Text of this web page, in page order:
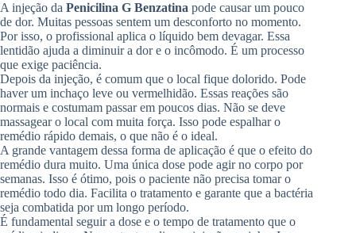
A injeção da Penicilina G Benzatina pode causar um pouco
de dor. Muitas pessoas sentem um desconforto no momento.
Por isso, o profissional aplica o líquido bem devagar. Essa
lentidão ajuda a diminuir a dor e o incômodo. É um processo
que exige paciência.
Depois da injeção, é comum que o local fique dolorido. Pode
haver um inchaço leve ou vermelhidão. Essas reações são
normais e costumam passar em poucos dias. Não se deve
massagear o local com muita força. Isso pode espalhar o
remédio rápido demais, o que não é o ideal.
A grande vantagem dessa forma de aplicação é que o efeito do
remédio dura muito. Uma única dose pode agir no corpo por
semanas. Isso é ótimo, pois o paciente não precisa tomar o
remédio todo dia. Facilita o tratamento e garante que a bactéria
seja combatida por um longo período.
É fundamental seguir a dose e o tempo de tratamento que o